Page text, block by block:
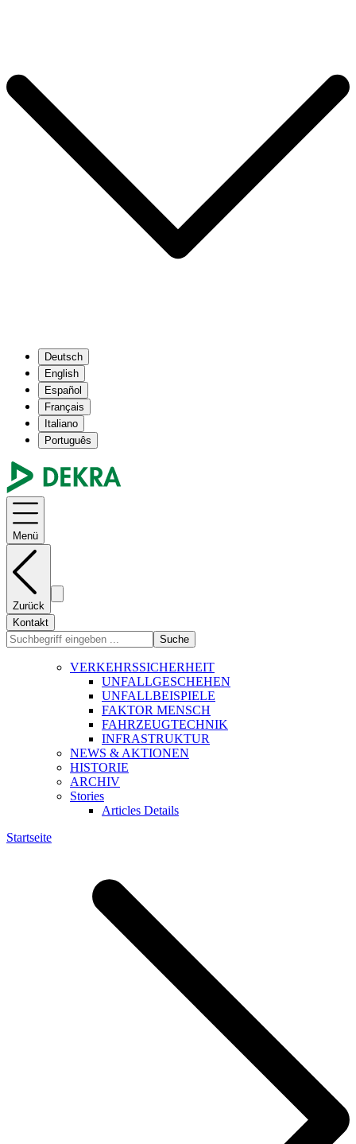
Deutsch
English
Español
Français
Italiano
Português
Menü
Zurück
Kontakt
Suche
VERKEHRSSICHERHEIT
UNFALLGESCHEHEN
UNFALLBEISPIELE
FAKTOR MENSCH
FAHRZEUGTECHNIK
INFRASTRUKTUR
NEWS & AKTIONEN
HISTORIE
ARCHIV
Stories
Articles Details
Startseite